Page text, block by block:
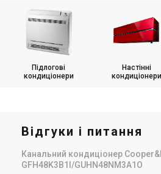
Підлогові
кондиціонери
Настінні
кондиціонери
Відгуки і питання
Канальний кондиціонер
GFH48K3B1I/GUHN48NM3A1O